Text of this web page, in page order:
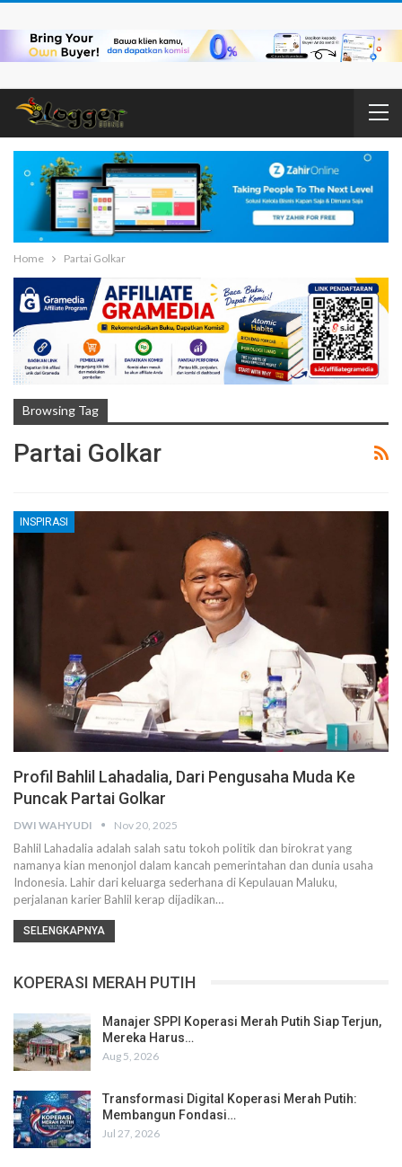
Home Partai Golkar
Browsing Tag
Partai Golkar
INSPIRASI
Profil Bahlil Lahadalia, Dari Pengusaha Muda Ke
Puncak Partai Golkar
DWI WAHYUDI Nov 20, 2025
Bahlil Lahadalia adalah salah satu tokoh politik dan birokrat yang
namanya kian menonjol dalam kancah pemerintahan dan dunia usaha
Indonesia. Lahir dari keluarga sederhana di Kepulauan Maluku,
perjalanan karier Bahlil kerap dijadikan…
SELENGKAPNYA
KOPERASI MERAH PUTIH
Manajer SPPI Koperasi Merah Putih Siap Terjun,
Mereka Harus…
Aug 5, 2026
Transformasi Digital Koperasi Merah Putih:
Membangun Fondasi…
Jul 27, 2026